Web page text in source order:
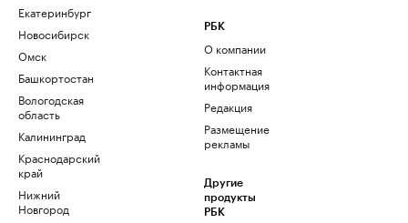
Екатеринбург
Новосибирск
Омск
Башкортостан
Вологодская
область
Калининград
Краснодарский
край
Нижний
Новгород
РБК
О компании
Контактная
информация
Редакция
Размещение
рекламы
Другие
продукты
РБК